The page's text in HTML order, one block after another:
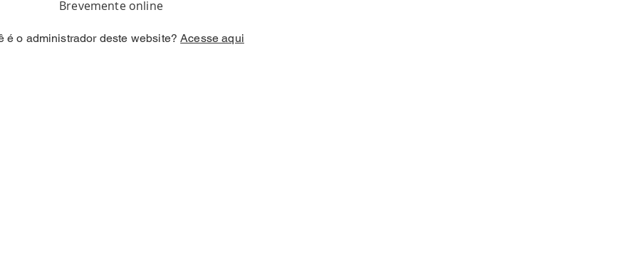
Brevemente online
é o administrador deste website?Acesse aqui